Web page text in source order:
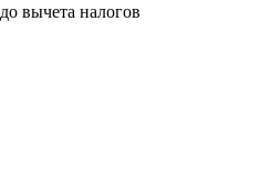
до вычета налогов